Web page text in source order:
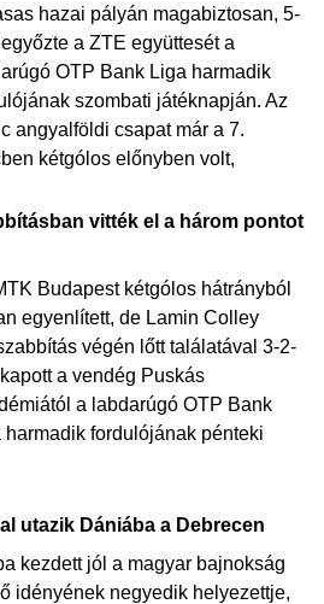
hazai pályán magabiztosan, 5-
a ZTE együttesét a
OTP Bank Liga harmadik
szombati játéknapján. Az
angyalföldi csapat már a 7.
kétgólos előnyben volt,
vitték el a három pontot
Budapest kétgólos hátrányból
egyenlített, de Lamin Colley
végén lőtt találatával 3-2-
a vendég Puskás
a labdarúgó OTP Bank
harmadik fordulójának pénteki
utazik Dániába a Debrecen
kezdett jól a magyar bajnokság
idényének negyedik helyezettje,